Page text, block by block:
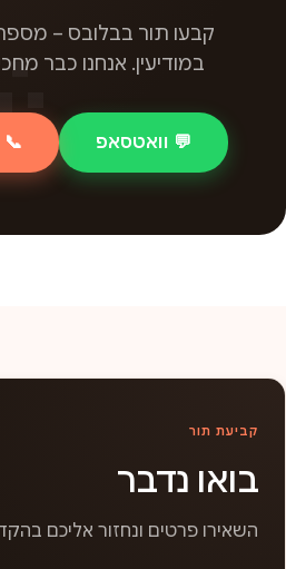
קבעו תור בבלובס –
במודיעין. אנחנו כבר
💬 וואטסאפ
קביעת תור
בואו נדבר
השאירו פרטים ונחזור אליכם